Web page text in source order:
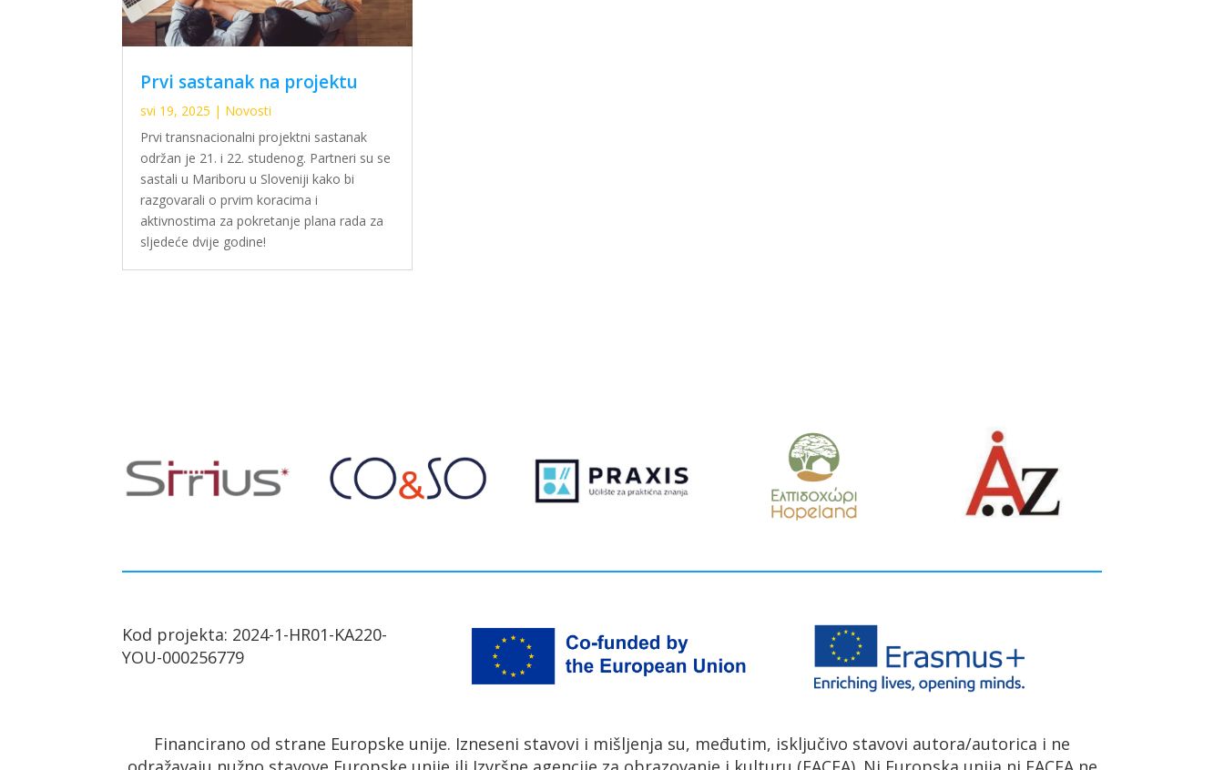
Prvi sastanak na projektu
svi 19, 2025 | Novosti
Prvi transnacionalni projektni sastanak
održan je 21. i 22. studenog. Partneri su se
sastali u Mariboru u Sloveniji kako bi
razgovarali o prvim koracima i
aktivnostima za pokretanje plana rada za
sljedeće dvije godine!
Kod projekta: 2024-1-HR01-KA220-
YOU-000256779
Financirano od strane Europske unije. Izneseni stavovi i mišljenja su, međutim, isključivo stavovi autora/autorica i ne